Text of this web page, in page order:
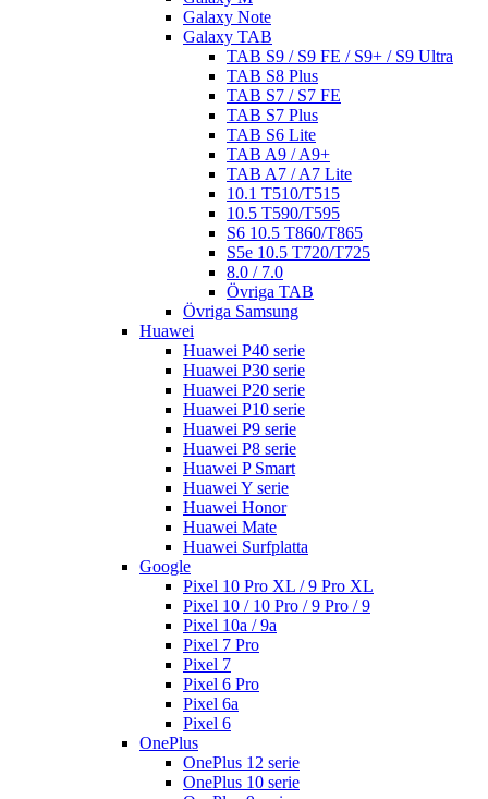
Galaxy Note
Galaxy TAB
TAB S9 / S9 FE / S9+ / S9 Ultra
TAB S8 Plus
TAB S7 / S7 FE
TAB S7 Plus
TAB S6 Lite
TAB A9 / A9+
TAB A7 / A7 Lite
10.1 T510/T515
10.5 T590/T595
S6 10.5 T860/T865
S5e 10.5 T720/T725
8.0 / 7.0
Övriga TAB
Övriga Samsung
Huawei
Huawei P40 serie
Huawei P30 serie
Huawei P20 serie
Huawei P10 serie
Huawei P9 serie
Huawei P8 serie
Huawei P Smart
Huawei Y serie
Huawei Honor
Huawei Mate
Huawei Surfplatta
Google
Pixel 10 Pro XL / 9 Pro XL
Pixel 10 / 10 Pro / 9 Pro / 9
Pixel 10a / 9a
Pixel 7 Pro
Pixel 7
Pixel 6 Pro
Pixel 6a
Pixel 6
OnePlus
OnePlus 12 serie
OnePlus 10 serie